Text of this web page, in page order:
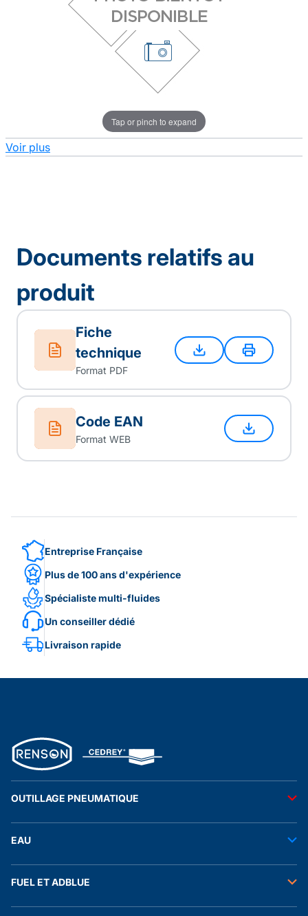
Tap or pinch to expand
Voir plus
Documents relatifs au
produit
Fiche
technique
Format PDF
Code EAN
Format WEB
Entreprise Française
Plus de 100 ans d'expérience
Spécialiste multi-fluides
Un conseiller dédié
Livraison rapide
OUTILLAGE PNEUMATIQUE
Accessoires pneumatiques
EAU
Tuyaux
Raccords et autres accessoires
FUEL ET ADBLUE